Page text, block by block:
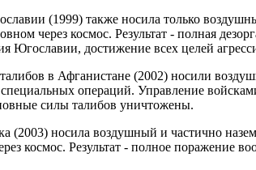
(1999) также носила только
через космос. Результат - полная
Югославии, достижение всех целей
в Афганистане (2002) носили
операций. Управление
силы талибов уничтожены.
носила воздушный и частично
космос. Результат - полное поражение